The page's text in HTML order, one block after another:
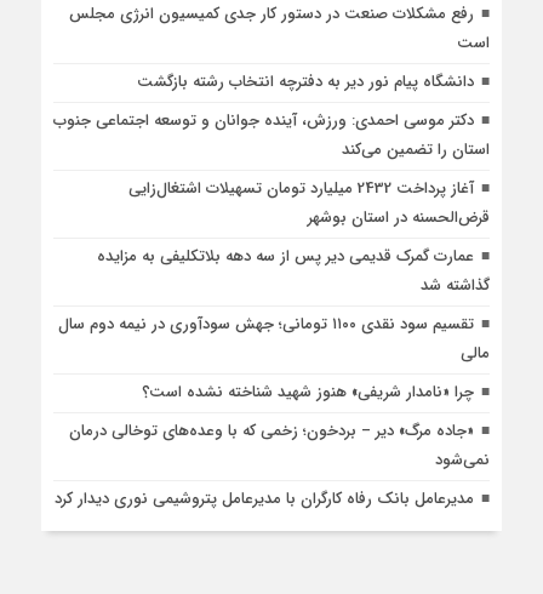
رفع مشکلات صنعت در دستور کار جدی کمیسیون انرژی مجلس
است
دانشگاه پیام نور دیر به دفترچه انتخاب رشته بازگشت
دکتر موسی احمدی: ورزش، آینده جوانان و توسعه اجتماعی جنوب
استان را تضمین می‌کند
آغاز پرداخت 2432 میلیارد تومان تسهیلات اشتغال‌زایی
قرض‌الحسنه در استان بوشهر
عمارت گمرک قدیمی دیر پس از سه دهه بلاتکلیفی به مزایده
گذاشته شد
تقسیم سود نقدی ۱۱۰۰ تومانی؛ جهش سودآوری در نیمه دوم سال
مالی
چرا «نامدار شریفی» هنوز شهید شناخته نشده است؟
«جاده مرگ» دیر – بردخون؛ زخمی که با وعده‌های توخالی درمان
نمی‌شود
مدیرعامل بانک رفاه کارگران با مدیرعامل پتروشیمی نوری دیدار کرد